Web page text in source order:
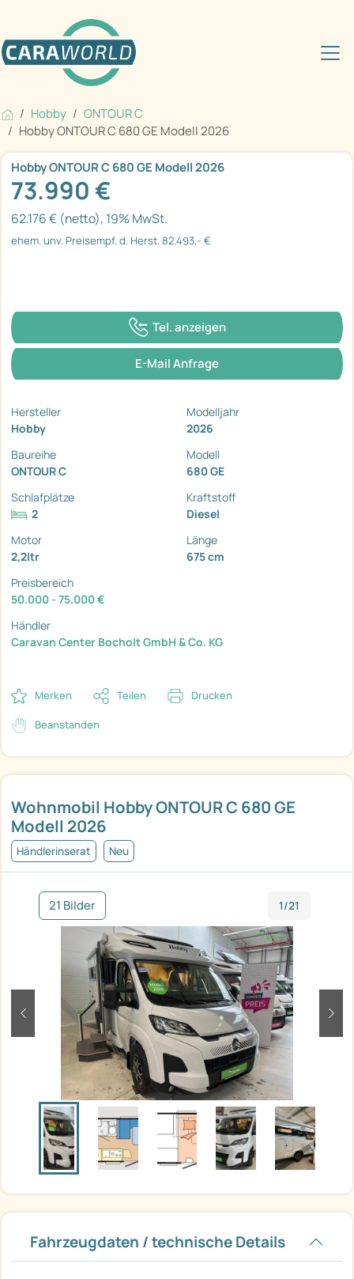
Hobby
ONTOUR C
Hobby ONTOUR C 680 GE Modell 2026
Wohnmobil Hobby ONTOUR C 680 GE
Modell 2026
Händlerinserat Neu
21 Bilder 1/21
zurück
Fahrzeugdaten / technische Details
Hobby ONTOUR C 680 GE Modell 2026
73.990 €
62.176 € (netto), 19% MwSt.
ehem. unv. Preisempf. d. Herst. 82.493,- €
Tel. anzeigen
E-Mail Anfrage
Hersteller
Hobby
Modelljahr
2026
Baureihe
ONTOUR C
Modell
680 GE
Schlafplätze
2
Kraftstoff
Diesel
Motor
2,2ltr
Länge
675 cm
Preisbereich
50.000 - 75.000 €
Händler
Caravan Center Bocholt GmbH & Co. KG
Merken Teilen Drucken
Beanstanden